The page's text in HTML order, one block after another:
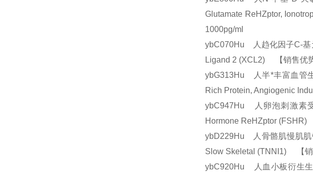
Glutamate ReHZptor,
1000pg/ml
ybC070Hu 人趋化因子C-基
Ligand 2 (XCL2) 【销售优
ybG313Hu 人半*丰富血管
Rich Protein, Angiogenic
ybC947Hu 人卵泡刺激素
Hormone ReHZptor
ybD229Hu 人骨骼肌慢肌肌
Slow Skeletal (TNNI1) 【
ybC920Hu 人血小板衍生